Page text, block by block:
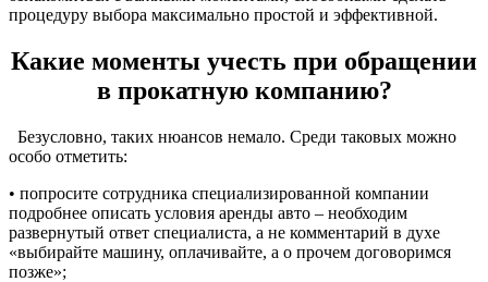
процедуру выбора максимально простой и эффективной.
Какие моменты учесть при обращении
в прокатную компанию?
Безусловно, таких нюансов немало. Среди таковых можно
особо отметить:
• попросите сотрудника специализированной компании
подробнее описать условия аренды авто – необходим
развернутый ответ специалиста, а не комментарий в духе
«выбирайте машину, оплачивайте, а о прочем договоримся
позже»;